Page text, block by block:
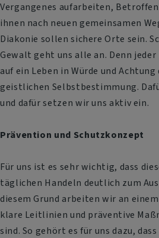
Vergangenes aufarbeiten,
ihnen nach neuen gemeinsamen
Diakonie sollen sichere Orte sein.
Gewalt geht uns alle an. Denn
auf ein Leben in Würde und
geistlichen Selbstbestimmung.
und dafür setzen wir uns aktiv ein.
Prävention und Schutzkonzept
Für uns ist es sehr wichtig, dass
täglichen Handeln deutlich zum
diesem Grund arbeiten wir an
klare Leitlinien und präventive
sind. So gehört es für uns dazu,